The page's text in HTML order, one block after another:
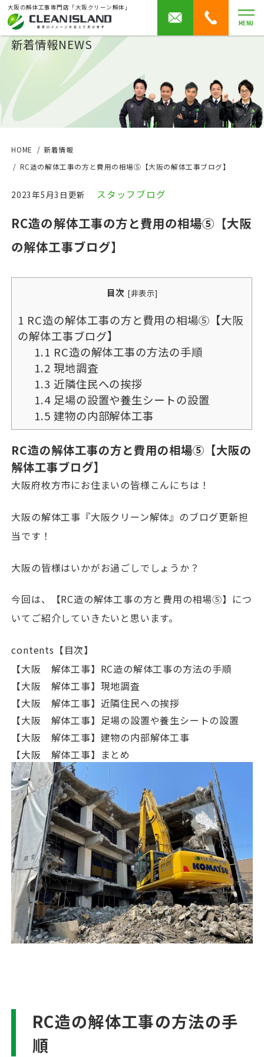
大阪の解体工事専門店「大阪クリーン解体」
MENU
新着情報NEWS
HOME
新着情報
RC造の解体工事の方と費用の相場⑤【大阪の解体工事ブログ】
2023年5月3日更新 スタッフブログ
RC造の解体工事の方と費用の相場⑤【大阪
の解体工事ブログ】
目次 [非表示]
1 RC造の解体工事の方と費用の相場⑤【大阪
の解体工事ブログ】
1.1 RC造の解体工事の方法の手順
1.2 現地調査
1.3 近隣住民への挨拶
1.4足場の設置や養生シートの設置
1.5 建物の内部解体工事
RC造の解体工事の方と費用の相場⑤【大阪の
解体工事ブログ】
大阪府枚方市にお住まいの皆様こんにちは！
大阪の解体工事『大阪クリーン解体』のブログ更新担
当です！
大阪の皆様はいかがお過ごしでしょうか？
今回は、【RC造の解体工事の方と費用の相場⑤】につ
いてご紹介していきたいと思います。
contents【目次】
【大阪 解体工事】RC造の解体工事の方法の手順
【大阪 解体工事】現地調査
【大阪 解体工事】近隣住民への挨拶
【大阪 解体工事】足場の設置や養生シートの設置
【大阪 解体工事】建物の内部解体工事
【大阪 解体工事】まとめ
RC造の解体工事の方法の手
順